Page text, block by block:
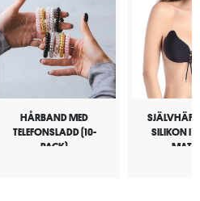
HÅRBAND MED
TELEFONSLADD (10-
PACK)
SILIKON I